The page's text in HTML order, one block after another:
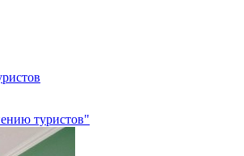
туристов"